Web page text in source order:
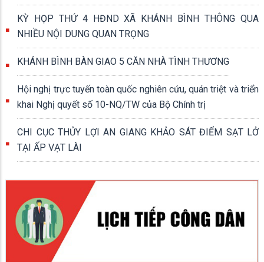
KỲ HỌP THỨ 4 HĐND XÃ KHÁNH BÌNH THÔNG QUA
NHIỀU NỘI DUNG QUAN TRỌNG
KHÁNH BÌNH BÀN GIAO 5 CĂN NHÀ TÌNH THƯƠNG
Hội nghị trực tuyến toàn quốc nghiên cứu, quán triệt và triển
khai Nghị quyết số 10-NQ/TW của Bộ Chính trị
CHI CỤC THỦY LỢI AN GIANG KHẢO SÁT ĐIỂM SẠT LỞ
TẠI ẤP VẠT LÀI